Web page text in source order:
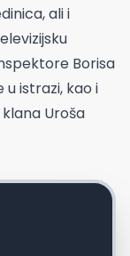
ali i
Borisa
u istrazi, kao i
Uroša